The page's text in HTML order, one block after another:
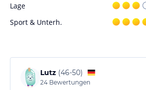
Lage
Sport & Unterh.
Lutz (46-50)
24 Bewertungen